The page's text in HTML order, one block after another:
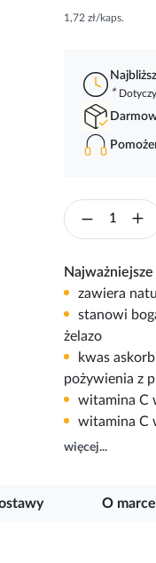
1,72 zł/kaps.
*
zawiera
stanowi
żelazo
kwas
pożywienia z
witamina C
witamina C
więcej...
O marce